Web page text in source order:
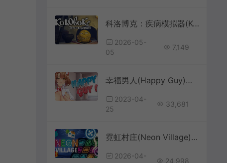
科洛博克：疾病模拟器(Koloboke Sickness Simulator)翻滚动作游戏|下载
2026-05-
05
7,149
幸福男人(Happy Guy)简中|PC|PUZ|美少女消消乐休闲游戏
2023-04-
25
33,681
霓虹村庄(Neon Village)休闲肉鸽三消益智游戏|下载
2026-04-
24,998